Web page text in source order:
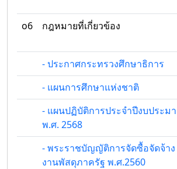
o6
กฎหมายที่เกี่ยวข้อง
- ประกาศกระทรวงศึกษาธิการ
- แผนการศึกษาแห่งชาติ
- แผนปฏิบัติการประจำปีงบประม
พ.ศ. 2568
- พระราชบัญญัติการจัดซื้อจัดจ้าง
งานพัสดุภาครัฐ พ.ศ.2560